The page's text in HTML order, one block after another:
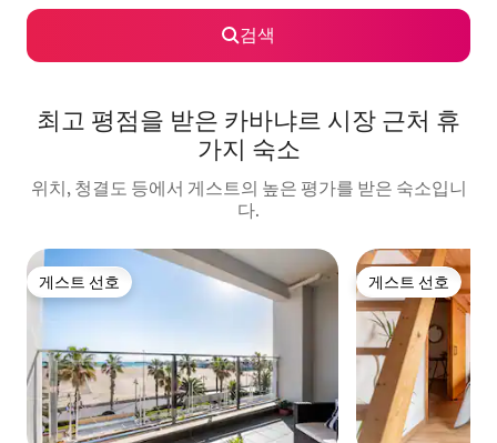
검색
최고 평점을 받은 카바냐르 시장 근처 휴
가지 숙소
위치, 청결도 등에서 게스트의 높은 평가를 받은 숙소입니
다.
게스트 선호
게스트 선호 게스트 선호
게스트 선호